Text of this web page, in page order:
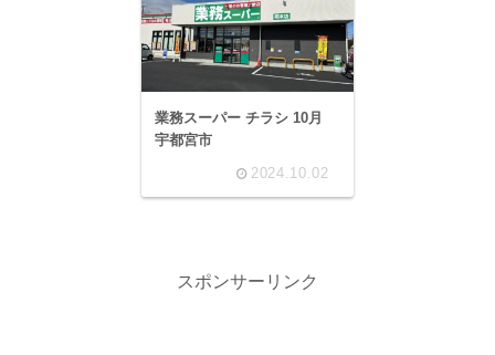
業務スーパー チラシ 10月
宇都宮市
2024.10.02
スポンサーリンク